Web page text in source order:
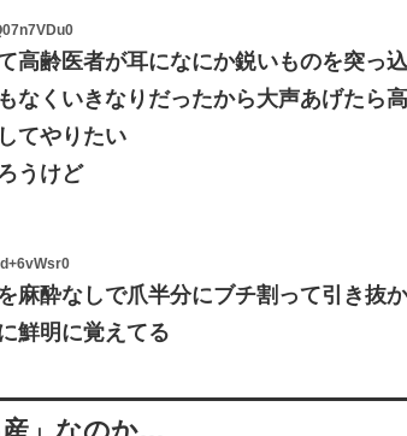
高齢医者が耳になにか鋭いものを突っ
なくいきなりだったから大声あげたら
てやりたい
うけど
麻酔なしで爪半分にブチ割って引き抜
鮮明に覚えてる